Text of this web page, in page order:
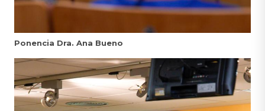
Ponencia Dra. Ana Bueno